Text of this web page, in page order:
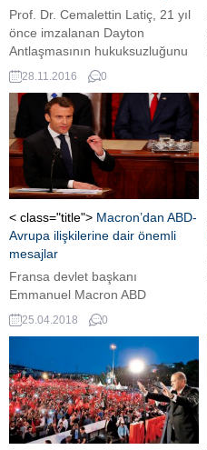
Prof. Dr. Cemalettin Latiç, 21 yıl
önce imzalanan Dayton
Antlaşmasının hukuksuzluğunu
ve bu antlaşmanın Avrupa'nın
göbeğindeki Bosna-Hersek'i
nasıl 'sakat bir ülke' haline
getirdiğini yazdı.
28.11.2016 0
< class="title"> Macron’dan ABD-
Avrupa ilişkilerine dair önemli
mesajlar
Fransa devlet başkanı
Emmanuel Macron ABD
kongresine hitap etti. Macron’un
konuşması sık sık alkışlar ile
kesildi. Macron ABD ve
Avrupa’nın dünya düzeni için
birlikte çalışması gerektiğinin
altını çizdi.İran ile alternatif
anlaşma olmadan, zeminin
savaşa açık bırakılamayacağını
25.04.2018 0